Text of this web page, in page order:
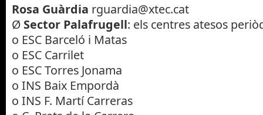
Rosa Guàrdia rguardia@xtec.cat
Ø Sector Palafrugell: els centres atesos
o ESC Barceló i Matas
o ESC Carrilet
o ESC Torres Jonama
o INS Baix Empordà
o INS F. Martí Carreras